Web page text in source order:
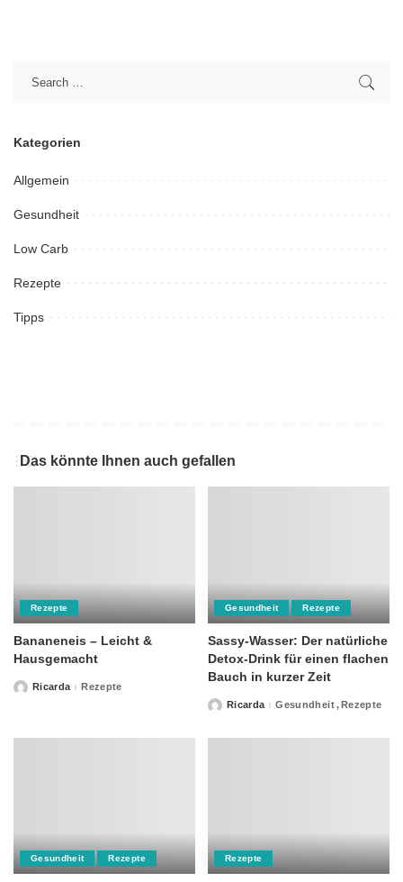
Kategorien
Allgemein
Gesundheit
Low Carb
Rezepte
Tipps
Das könnte Ihnen auch gefallen
Rezepte
Bananeneis – Leicht &
Hausgemacht
PostedRicarda Rezepte
Gesundheit Rezepte
Sassy-Wasser: Der natürliche
Detox-Drink für einen flachen
Bauch in kurzer Zeit
PostedRicarda Gesundheit Rezepte
Gesundheit Rezepte Rezepte